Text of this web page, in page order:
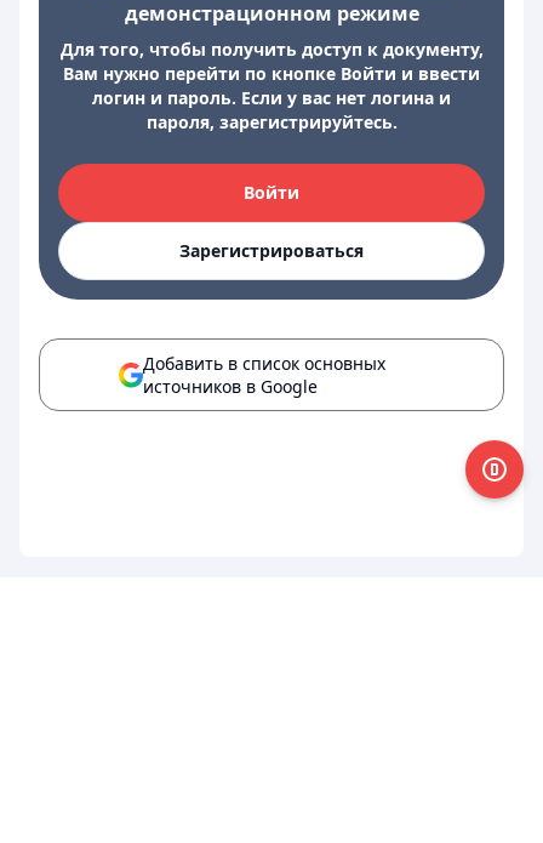
демонстрационном режиме
Для того, чтобы получить доступ к документу,
Вам нужно перейти по кнопке Войти и ввести
логин и пароль. Если у вас нет логина и
пароля, зарегистрируйтесь.
Войти
Зарегистрироваться
Добавить в список основных
источников в Google